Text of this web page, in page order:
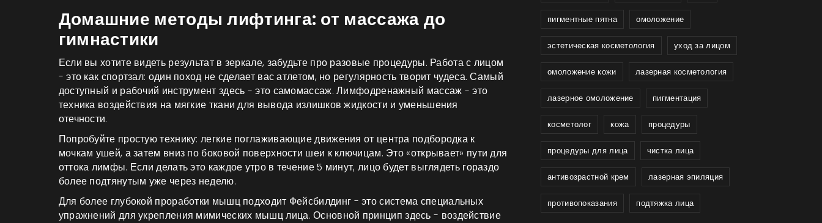
Домашние методы лифтинга: от массажа до
гимнастики
Если вы хотите видеть результат в зеркале, забудьте про разовые процедуры. Работа с лицом
- это как спортзал: один поход не сделает вас атлетом, но регулярность творит чудеса. Самый
доступный и рабочий инструмент здесь - это самомассаж.Лимфодренажный массаж - это
техника воздействия на мягкие ткани для вывода излишков жидкости и уменьшения
отечности.
Попробуйте простую технику: легкие поглаживающие движения от центра подбородка к
мочкам ушей, а затем вниз по боковой поверхности шеи к ключицам. Это «открывает» пути для
оттока лимфы. Если делать это каждое утро в течение 5 минут, лицо будет выглядеть гораздо
более подтянутым уже через неделю.
Для более глубокой проработки мышц подходит Фейсбилдинг - этосистема специальных
упражнений для укрепления мимических мышц лица.Основной принцип здесь - воздействие
пигментные пятна омоложение
эстетическая косметология уход за лицом
омоложение кожи лазерная косметология
лазерное омоложение пигментация
косметолог кожа процедуры
процедуры для лица чистка лица
антивозрастной крем лазерная эпиляция
противопоказания подтяжка лица